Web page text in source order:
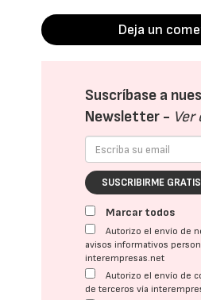
Deja un
Suscríbase a
Newsletter - Ver
SUSCRIBIRME GRATIS
Marcar todos
Autorizo el envío de
avisos informativos
interempresas.net
Autorizo el envío de
de terceros vía